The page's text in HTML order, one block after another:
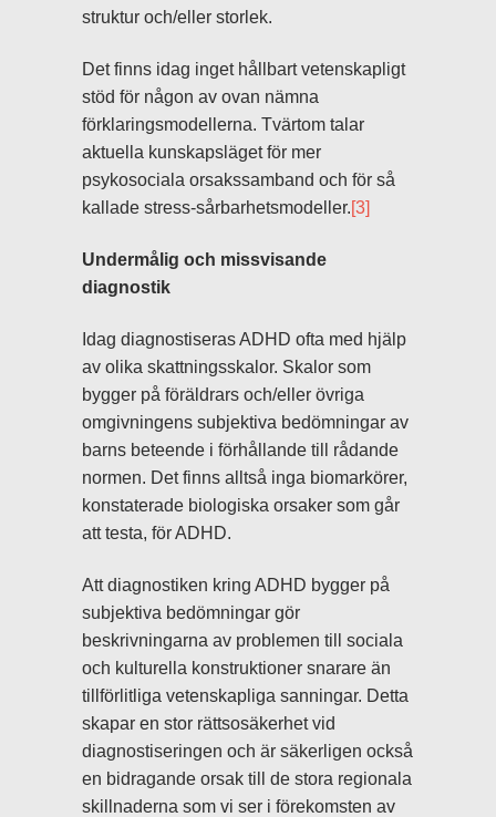
struktur och/eller storlek.
Det finns idag inget hållbart vetenskapligt
stöd för någon av ovan nämna
förklaringsmodellerna. Tvärtom talar
aktuella kunskapsläget för mer
psykosociala orsakssamband och för så
kallade stress-sårbarhetsmodeller.[3]
Undermålig och missvisande
diagnostik
Idag diagnostiseras ADHD ofta med hjälp
av olika skattningsskalor. Skalor som
bygger på föräldrars och/eller övriga
omgivningens subjektiva bedömningar av
barns beteende i förhållande till rådande
normen. Det finns alltså inga biomarkörer,
konstaterade biologiska orsaker som går
att testa, för ADHD.
Att diagnostiken kring ADHD bygger på
subjektiva bedömningar gör
beskrivningarna av problemen till sociala
och kulturella konstruktioner snarare än
tillförlitliga vetenskapliga sanningar. Detta
skapar en stor rättsosäkerhet vid
diagnostiseringen och är säkerligen också
en bidragande orsak till de stora regionala
skillnaderna som vi ser i förekomsten av